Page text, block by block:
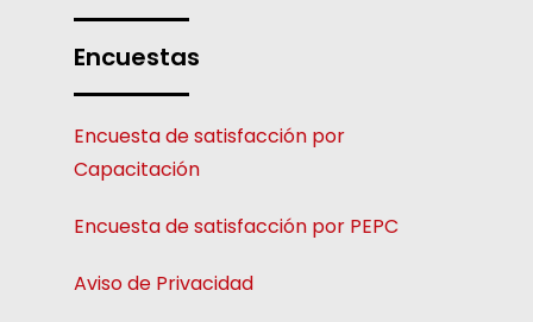
Encuestas
Encuesta de satisfacción por
Capacitación
Encuesta de satisfacción por PEPC
Aviso de Privacidad